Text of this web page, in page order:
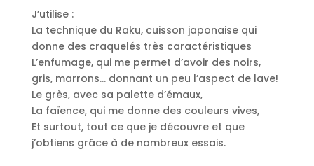
J’utilise :
La technique du Raku, cuisson japonaise qui
donne des craquelés très caractéristiques
L’enfumage, qui me permet d’avoir des noirs,
gris, marrons… donnant un peu l’aspect de lave!
Le grès, avec sa palette d’émaux,
La faïence, qui me donne des couleurs vives,
Et surtout, tout ce que je découvre et que
j’obtiens grâce à de nombreux essais.